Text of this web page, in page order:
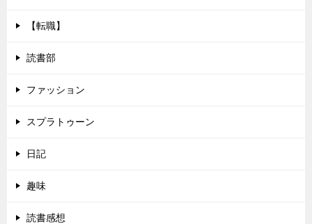
【転職】
読書部
ファッション
スプラトゥーン
日記
趣味
読書感想